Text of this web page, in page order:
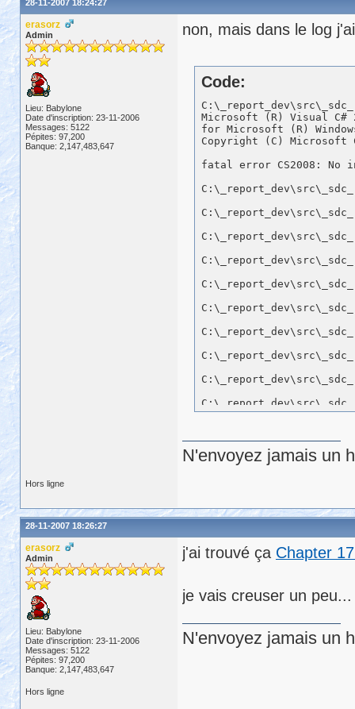
28-11-2007 18:24:27
erasorz
Admin
Lieu: Babylone
Date d'inscription: 23-11-2006
Messages: 5122
Pépites: 97,200
Banque: 2,147,483,647
non, mais dans le log
Code:
C:\_report_dev\src\_sdc_report_webform.pbt_build\SDCWebReport>csc
Microsoft (R) Visual C# 2005 Compiler version 8.00.50727.42
for Microsoft (R) Windows (R) 2005 Framework version 2.0.50727
Copyright (C) Microsoft Corporation 2001-2005. All rights reserved.

fatal error CS2008: No inputs specified

C:\_report_dev\src\_sdc_report_webform.pbt_build\SDCWebReport>if errorlevel 9009 exit 3 

C:\_report_dev\src\_sdc_report_webform.pbt_build\SDCWebReport>if exist "C:\_report_dev\src\_sdc_report_webform.pbt_build\SDCWebReport\*.asmx" del "C:\_report_dev\src\_sdc_report_webform.pbt_build\SDCWebReport\*.asmx" 

C:\_report_dev\src\_sdc_report_webform.pbt_build\SDCWebReport>if exist "C:\_report_dev\src\_sdc_report_webform.pbt_build\SDCWebReport\*.html" del "C:\_report_dev\src\_sdc_report_webform.pbt_build\SDCWebReport\*.html" 

C:\_report_dev\src\_sdc_report_webform.pbt_build\SDCWebReport>if exist "C:\_report_dev\src\_sdc_report_webform.pbt_build\SDCWebReport\*.css" del "C:\_report_dev\src\_sdc_report_webform.pbt_build\SDCWebReport\*.css" 

C:\_report_dev\src\_sdc_report_webform.pbt_build\SDCWebReport>if exist "C:\_report_dev\src\_sdc_report_webform.pbt_build\SDCWebReport\*.cs" del "C:\_report_dev\src\_sdc_report_webform.pbt_build\SDCWebReport\*.cs" 

C:\_report_dev\src\_sdc_report_webform.pbt_build\SDCWebReport>if exist "C:\_report_dev\src\_sdc_report_webform.pbt_build\SDCWebReport\*.aspx" del "C:\_report_dev\src\_sdc_report_webform.pbt_build\SDCWebReport\*.aspx" 

C:\_report_dev\src\_sdc_report_webform.pbt_build\SDCWebReport>if exist "C:\_report_dev\src\_sdc_report_webform.pbt_build\SDCWebReport\*.htm" del "C:\_report_dev\src\_sdc_report_webform.pbt_build\SDCWebReport\*.htm" 

C:\_report_dev\src\_sdc_report_webform.pbt_build\SDCWebReport>if exist "C:\_report_dev\src\_sdc_report_webform.pbt_build\SDCWebReport\*.js" del "C:\_report_dev\src\_sdc_report_webform.pbt_build\SDCWebReport\*.js" 

C:\_report_dev\src\_sdc_report_webform.pbt_build\SDCWebReport>if exist "C:\_report_dev\src\_sdc_report_webform.pbt_build\SDCWebReport\*.resx" del "C:\_report_dev\src\_sdc_report_webform.pbt_build\SDCWebReport\*.resx" 

C:\_report_dev\src\_sdc_report_webform.pbt_build\SDCWebReport>if exist "C:\_report_dev\src\_sdc_report_webform.pbt_build\SDCWebReport\*.asax" del "C:\_report_dev\src\_sdc_report_webform.pbt_build\SDCWebReport\*.asax" 

C:\_report_dev\src\_sdc_report_webform.pbt_build\SDCWebReport>if exist "C:\_report_dev\src\_sdc_report_webform.pbt_build\SDCWebReport\build.bat" del "C:\_report_dev\src\_sdc_report_webform.pbt_build\SDCWebReport\build.bat" 

C:\_report_dev\src\_sdc_report_webform.pbt_build\SDCWebReport>if exist "C:\_report_dev\src\_sdc_report_webform.pbt_build\SDCWebReport\web.config" del "C:\_report_dev\src\_sdc_report_webform.pbt_build\SDCWebReport\web.config" 

C:\_report_dev\src\_sdc_report_webform.pbt_build\SDCWebReport>if exist "C:\_report_dev\src\_sdc_report_webform.pbt_build\SDCWebReport\bin" rd /s /q "C:\_report_dev\src\_sdc_report_webform.pbt_build\SDCWebReport\bin" 

C:\_report_dev\src\_sdc_report_webform.pbt_build\SDCWebReport>if exist "C:\_report_dev\src\_sdc_report_webform.pbt_build\SDCWebReport\images" rd /s /q "C:\_report_dev\src\_sdc_report_webform.pbt_build\SDCWebReport\images" 

C:\_report_dev\src\_sdc_report_webform.pbt_build\SDCWebReport>if exist "C:\_report_dev\src\_sdc_report_webform.pbt_build\SDCWebReport\scripts" rd /s /q "C:\_report_dev\src\_sdc_report_webform.pbt_build\SDCWebReport\scripts" 

C:\_report_dev\src\_sdc_report_webform.pbt_build\SDCWebReport>if exist "C:\_report_dev\src\_sdc_report_webform.pbt_build\SDCWebReport\temp"
N'envoyez jamais un
Hors ligne
28-11-2007 18:26:27
erasorz
Admin
Lieu: Babylone
Date d'inscription: 23-11-2006
Messages: 5122
Pépites: 97,200
Banque: 2,147,483,647
j'ai trouvé ça Chapter
je vais creuser un peu...
N'envoyez jamais un
Hors ligne